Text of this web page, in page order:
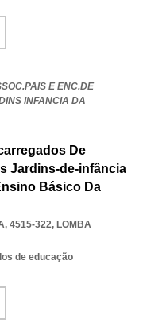
E ENC.DE
INFANCIA DA
De
Jardins-de-infância
Básico Da
4515-322, LOMBA
de educação